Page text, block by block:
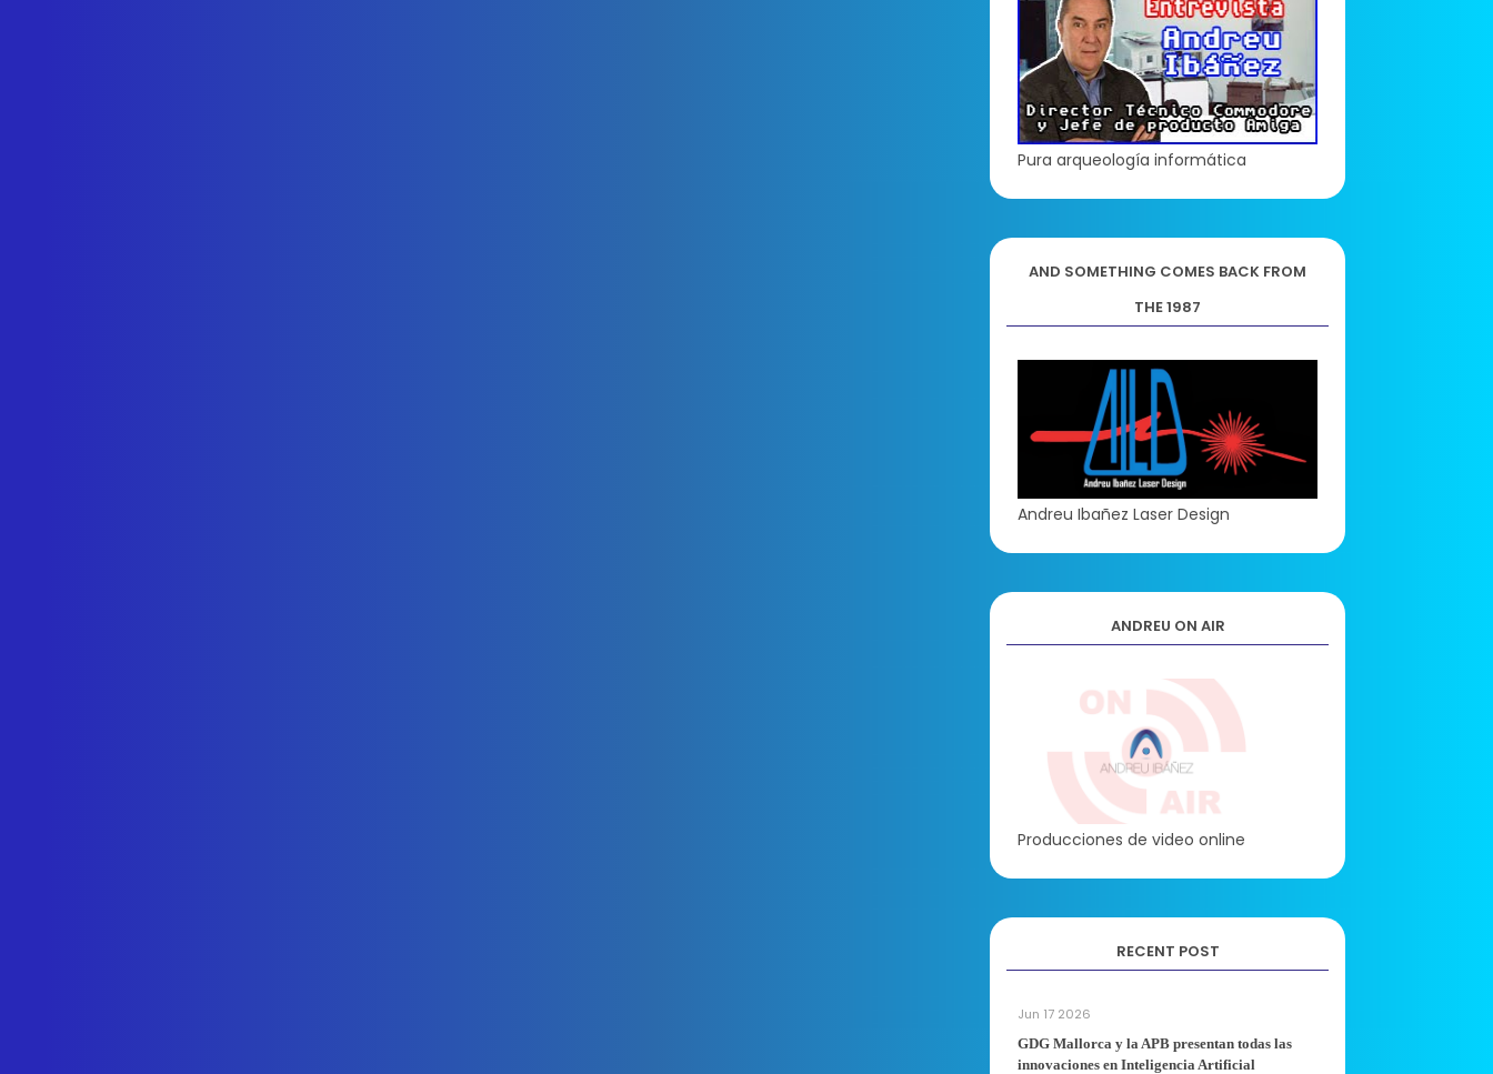
Pura arqueología informática
AND SOMETHING COMES BACK FROM
THE 1987
Andreu Ibañez Laser Design
ANDREU ON AIR
Producciones de video online
RECENT POST
Jun 17 2026
GDG Mallorca y la APB presentan todas las
innovaciones en Inteligencia Artificial